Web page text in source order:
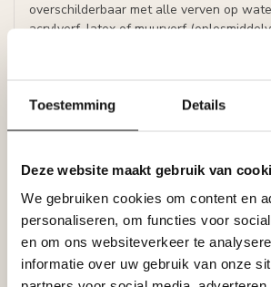
Toestemming Details
Deze website maakt gebruik van
We gebruiken cookies om content en
personaliseren, om functies voor
en om ons websiteverkeer te
informatie over uw gebruik van onze
overschilderbaar met alle verven op
acrylverf, latex of muurverf
Reviews
Gerelateerde producten
NMC Adefix lijmkoker 310
Op voorraad